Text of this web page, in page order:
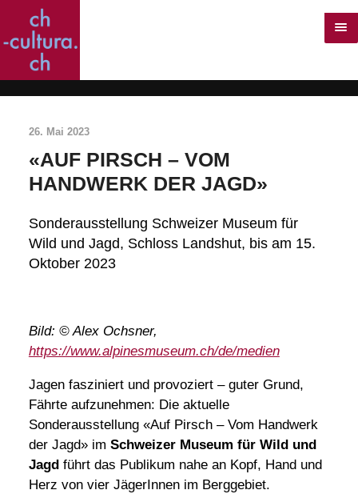
26. Mai 2023
«AUF PIRSCH – VOM
HANDWERK DER JAGD»
Sonderausstellung Schweizer Museum für
Wild und Jagd, Schloss Landshut, bis am 15.
Oktober 2023
Bild: © Alex Ochsner,
https://www.alpinesmuseum.ch/de/medien
Jagen fasziniert und provoziert – guter Grund,
Fährte aufzunehmen: Die aktuelle
Sonderausstellung «Auf Pirsch – Vom Handwerk
der Jagd» im Schweizer Museum für Wild und
Jagd führt das Publikum nahe an Kopf, Hand und
Herz von vier JägerInnen im Berggebiet.